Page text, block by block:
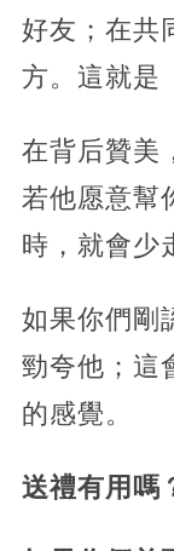
好友；在共
方。這就是
在背后贊美
若他愿意幫
時，就會少
如果你們剛
勁夸他；這
的感覺。
送禮有用嗎